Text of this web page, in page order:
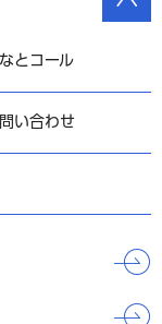
とコール
い合わせ
の先頭